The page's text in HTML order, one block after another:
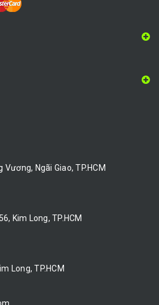
Ngãi Giao, TP.HCM
Kim Long, TP.HCM
Long, TP.HCM